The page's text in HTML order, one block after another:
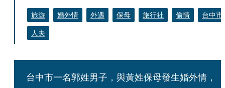
旅遊 婚外情 外遇 保母 旅行社 偷情
台中市
人夫
台中市一名郭姓男子，與黃姓保母發生婚外情，